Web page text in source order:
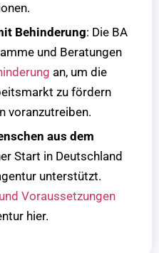
Behinderung: Die BA
und Beratungen
an, um die
zu fördern
voranzutreiben.
aus dem
Start in Deutschland
unterstützt.
Voraussetzungen
hier.